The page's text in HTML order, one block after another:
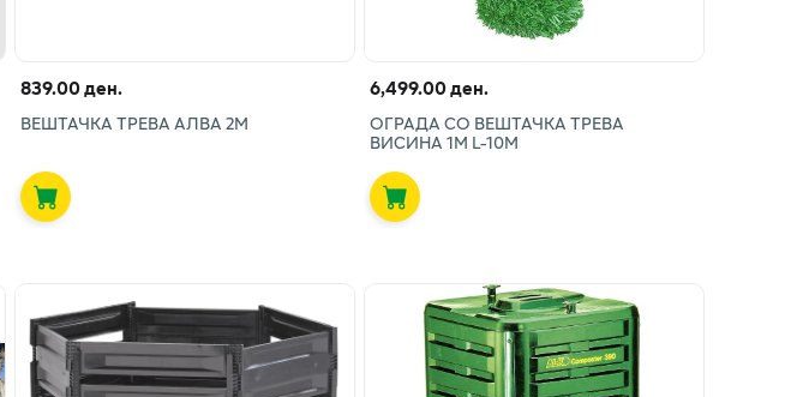
839.00 ден.
ВЕШТАЧКА ТРЕВА АЛВА 2М
6,499.00 ден.
ОГРАДА СО ВЕШТАЧКА ТРЕВА
ВИСИНА 1М L-10М